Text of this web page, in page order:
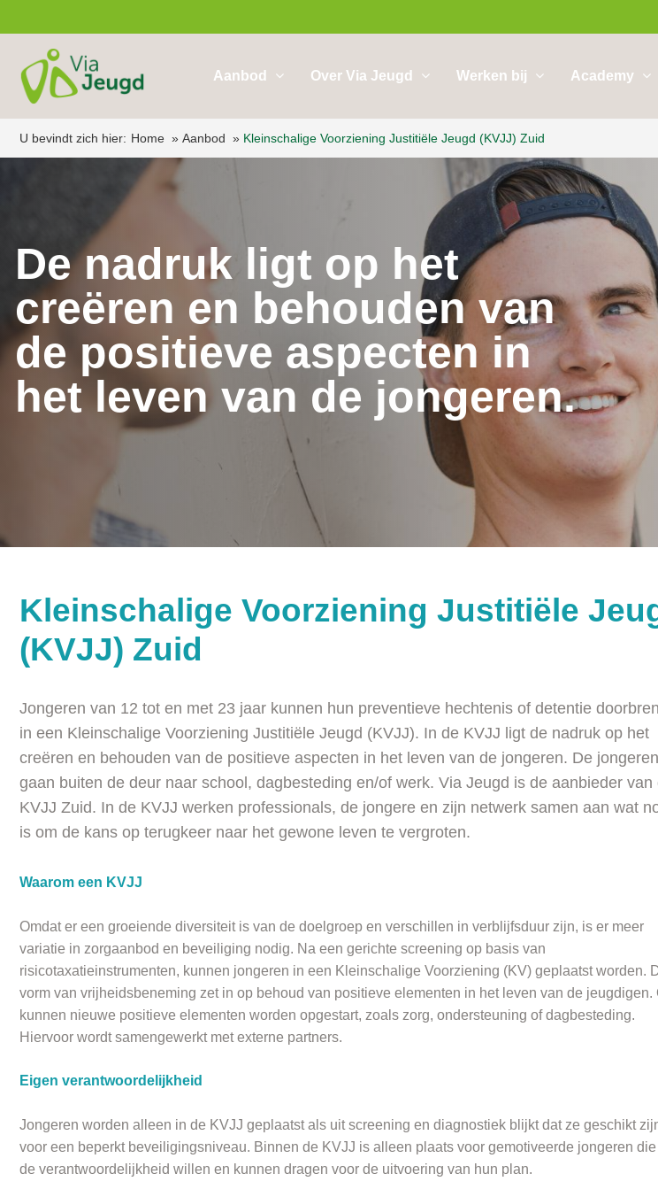
Aanbod Over Via Jeugd Werken bij Academy
U bevindt zich hier: Home Aanbod Kleinschalige Voorziening Justitiële Jeugd (KVJJ) Zuid
De nadruk ligt op het
creëren en behouden van
de positieve aspecten in
het leven van de jongeren.
Kleinschalige Voorziening Justitiële
(KVJJ) Zuid
Jongeren van 12 tot en met 23 jaar kunnen hun preventieve hechtenis of detentie
in een Kleinschalige Voorziening Justitiële Jeugd (KVJJ). In de KVJJ ligt de nadruk op het
creëren en behouden van de positieve aspecten in het leven van de jongeren. De jongeren
gaan buiten de deur naar school, dagbesteding en/of werk. Via Jeugd is de aanbieder van
KVJJ Zuid. In de KVJJ werken professionals, de jongere en zijn netwerk samen aan wat
is om de kans op terugkeer naar het gewone leven te vergroten.
Waarom een KVJJ
Omdat er een groeiende diversiteit is van de doelgroep en verschillen in verblijfsduur zijn, is er meer
variatie in zorgaanbod en beveiliging nodig. Na een gerichte screening op basis van
risicotaxatieinstrumenten, kunnen jongeren in een Kleinschalige Voorziening (KV) geplaatst worden.
vorm van vrijheidsbeneming zet in op behoud van positieve elementen in het leven van de jeugdigen.
kunnen nieuwe positieve elementen worden opgestart, zoals zorg, ondersteuning of dagbesteding.
Hiervoor wordt samengewerkt met externe partners.
Eigen verantwoordelijkheid
Jongeren worden alleen in de KVJJ geplaatst als uit screening en diagnostiek blijkt dat ze geschikt
voor een beperkt beveiligingsniveau. Binnen de KVJJ is alleen plaats voor gemotiveerde jongeren
de verantwoordelijkheid willen en kunnen dragen voor de uitvoering van hun plan.